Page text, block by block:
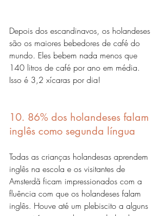
Depois dos escandinavos, os holandeses
são os maiores bebedores de café do
mundo. Eles bebem nada menos que
140 litros de café por ano em média.
Isso é 3,2 xícaras por dia!
10. 86% dos holandeses falam
inglês como segunda língua
Todas as crianças holandesas aprendem
inglês na escola e os visitantes de
Amsterdã ficam impressionados com a
fluência com que os holandeses falam
inglês. Houve até um plebiscito a alguns